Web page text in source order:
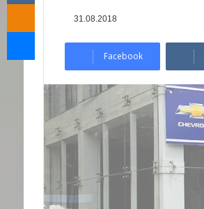
31.08.2018
Facebook